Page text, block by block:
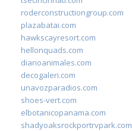
roderconstructiongroup.com
plazabatai.com
hawkscayresort.com
hellonquads.com
diarioanimales.com
decogaleri.com
unavozparadios.com
shoes-vert.com
elbotanicopanama.com
shadyoaksrockportrvpark.com